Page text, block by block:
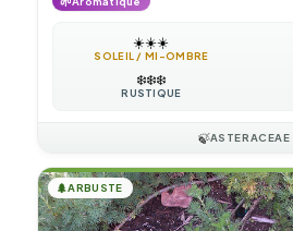
☀️☀️☀️
SOLEIL / MI-OMBRE
❄️❄️❄️
RUSTIQUE
🍃ASTERACEAE
🌲ARBUSTE